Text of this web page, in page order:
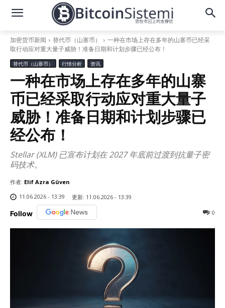
加密货币新闻 替代币（山寨币）
一种在市场上存在多年的山寨币已经采
取行动应对重大量子威胁！准备日期和计划步骤已经公布！
替代币（山寨币） 行情分析 资讯
一种在市场上存在多年的山寨
币已经采取行动应对重大量子
威胁！准备日期和计划步骤已
经公布！
Stellar (XLM) 已宣布计划在 2027 年底前过渡到抗量子密
码技术。
作者: Elif Azra Güven
11.06.2026 - 13:39
更新: 11.06.2026 - 13:39
Follow 0